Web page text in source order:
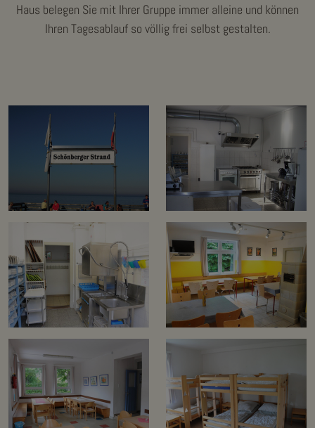
Haus belegen Sie mit Ihrer Gruppe immer alleine und können
Ihren Tagesablauf so völlig frei selbst gestalten.